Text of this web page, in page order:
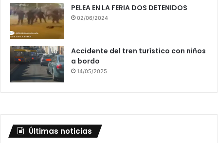
PELEA EN LA FERIA DOS DETENIDOS
02/06/2024
Accidente del tren turístico con niños
a bordo
14/05/2025
Últimas noticias